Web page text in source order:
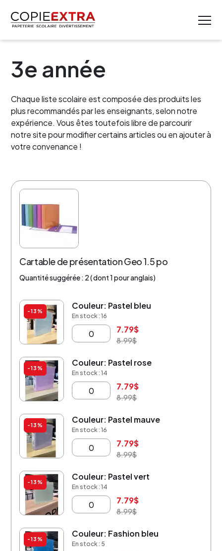
3e année
Chaque liste scolaire est composée des produits les
plus recommandés par les enseignants, selon notre
expérience. Vous êtes toutefois libre de parcourir
notre site pour modifier certains articles ou en ajouter à
votre convenance !
Cartable de présentation Geo 1.5 po
Quantité suggérée : 2 ( dont 1 pour anglais)
-13%
Couleur: Pastel bleu
En stock : 16
7.79$
8.99$
-13%
Couleur: Pastel rose
En stock : 14
7.79$
8.99$
-13%
Couleur: Pastel mauve
En stock : 16
7.79$
8.99$
-13%
Couleur: Pastel vert
En stock : 14
7.79$
8.99$
-13%
Couleur: Fashion bleu
En stock : 5